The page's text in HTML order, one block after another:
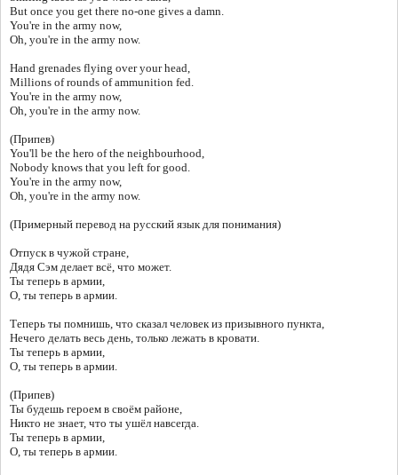
But once you get there no-one gives a damn.
You're in the army now,
Oh, you're in the army now.
Hand grenades flying over your head,
Millions of rounds of ammunition fed.
You're in the army now,
Oh, you're in the army now.
(Припев)
You'll be the hero of the neighbourhood,
Nobody knows that you left for good.
You're in the army now,
Oh, you're in the army now.
(Примерный перевод на русский язык для понимания)
Отпуск в чужой стране,
Дядя Сэм делает всё, что может.
Ты теперь в армии,
О, ты теперь в армии.
Теперь ты помнишь, что сказал человек из призывного пункта,
Нечего делать весь день, только лежать в кровати.
Ты теперь в армии,
О, ты теперь в армии.
(Припев)
Ты будешь героем в своём районе,
Никто не знает, что ты ушёл навсегда.
Ты теперь в армии,
О, ты теперь в армии.